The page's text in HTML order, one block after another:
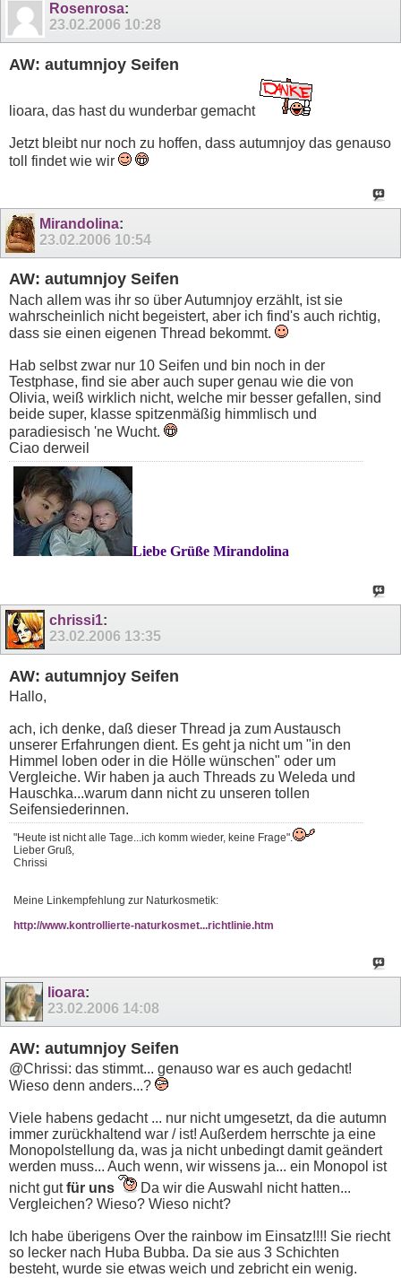
Rosenrosa:
23.02.2006 10:28
AW: autumnjoy Seifen
lioara, das hast du wunderbar gemacht
Jetzt bleibt nur noch zu hoffen, dass autumnjoy das genauso
toll findet wie wir
Mirandolina:
23.02.2006 10:54
AW: autumnjoy Seifen
Nach allem was ihr so über Autumnjoy erzählt, ist sie
wahrscheinlich nicht begeistert, aber ich find's auch richtig,
dass sie einen eigenen Thread bekommt.
Hab selbst zwar nur 10 Seifen und bin noch in der
Testphase, find sie aber auch super genau wie die von
Olivia, weiß wirklich nicht, welche mir besser gefallen, sind
beide super, klasse spitzenmäßig himmlisch und
paradiesisch 'ne Wucht.
Ciao derweil
Liebe Grüße Mirandolina
chrissi1:
23.02.2006 13:35
AW: autumnjoy Seifen
Hallo,
ach, ich denke, daß dieser Thread ja zum Austausch
unserer Erfahrungen dient. Es geht ja nicht um "in den
Himmel loben oder in die Hölle wünschen" oder um
Vergleiche. Wir haben ja auch Threads zu Weleda und
Hauschka...warum dann nicht zu unseren tollen
Seifensiederinnen.
"Heute ist nicht alle Tage...ich komm wieder, keine Frage".
Lieber Gruß,
Chrissi
Meine Linkempfehlung zur Naturkosmetik:
http://www.kontrollierte-naturkosmet...richtlinie.htm
lioara:
23.02.2006 14:08
AW: autumnjoy Seifen
@Chrissi: das stimmt... genauso war es auch gedacht!
Wieso denn anders...?
Viele habens gedacht ... nur nicht umgesetzt, da die autumn
immer zurückhaltend war / ist! Außerdem herrschte ja eine
Monopolstellung da, was ja nicht unbedingt damit geändert
werden muss... Auch wenn, wir wissens ja... ein Monopol ist
nicht gutfür uns
Da wir die Auswahl nicht hatten...
Vergleichen? Wieso? Wieso nicht?
Ich habe überigens Over the rainbow im Einsatz!!!! Sie riecht
so lecker nach Huba Bubba. Da sie aus 3 Schichten
besteht, wurde sie etwas weich und zebricht ein wenig.